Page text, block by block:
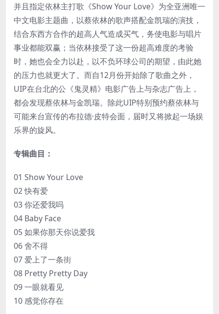
并且指定依林主打歌《Show Your Love》为全亚洲唯一
中文电影主题曲，以蔡依林的歌声搭配金凯瑞的演技，
结合东西方合作的超高人气造成买气，务使电影与唱片
事业都能双赢；当依林接受了这一份超高难度的考验
时，她也会全力以赴，以不负环球公司的期望，由此她
的压力也就更大了。而自12月份开始除了歌曲之外，
UIP在台北的公《鬼灵精》电影广告上与杂志广告上，
都会发现蔡依林与金凯瑞。除此UIP特别预约蔡依林与
可能来台宣传的布拉德·皮特会面，届时又将掀起一场娱
乐界的旋风。
专辑曲目：
01 Show Your Love
02 快有爱
03 你还爱我吗
04 Baby Face
05 如果你那天你说爱我
06 舍不得
07 爱上了一条街
08 Pretty Pretty Day
09 一眼就看见
10 感觉你存在